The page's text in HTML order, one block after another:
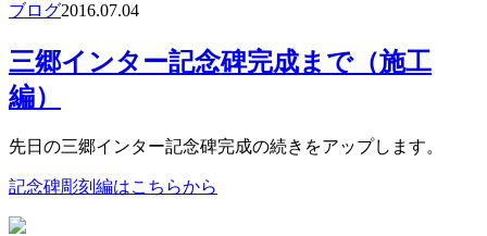
ブログ2016.07.04
三郷インター記念碑完成まで（施工
編）
先日の三郷インター記念碑完成の続きをアップします。
記念碑彫刻編はこちらから